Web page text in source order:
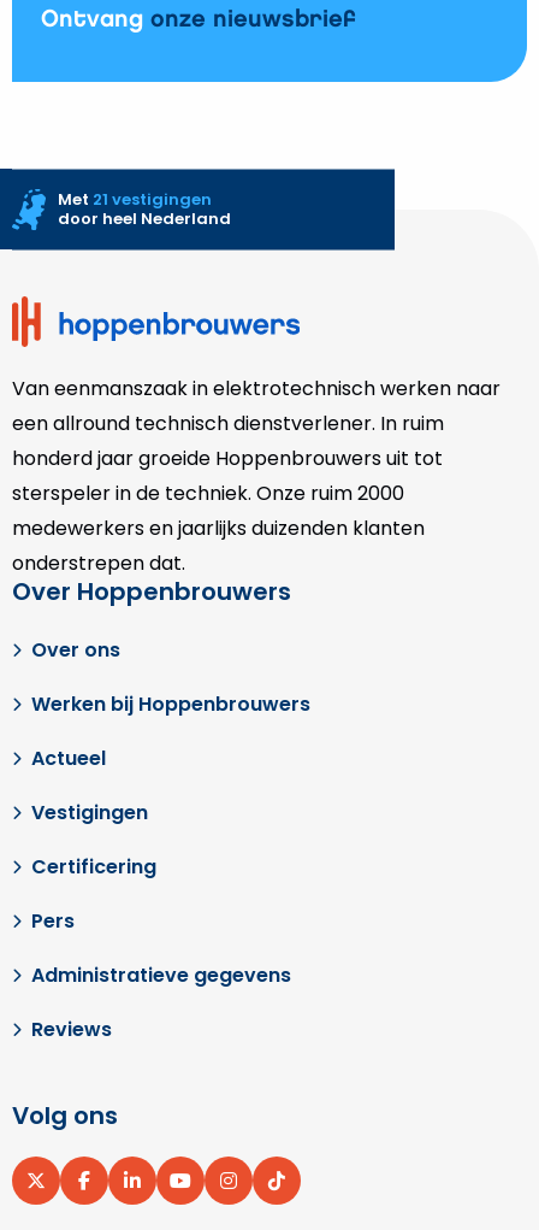
Ontvang onze nieuwsbrief
Site
footer
Met 21 vestigingen
door heel Nederland
Van eenmanszaak in elektrotechnisch werken naar
een allround technisch dienstverlener. In ruim
honderd jaar groeide Hoppenbrouwers uit tot
sterspeler in de techniek. Onze ruim 2000
medewerkers en jaarlijks duizenden klanten
onderstrepen dat.
Over Hoppenbrouwers
Over ons
Werken bij Hoppenbrouwers
Actueel
Vestigingen
Certificering
Pers
Administratieve gegevens
Reviews
Volg ons
Ga
Ga
Ga
Ga
Ga
Ga